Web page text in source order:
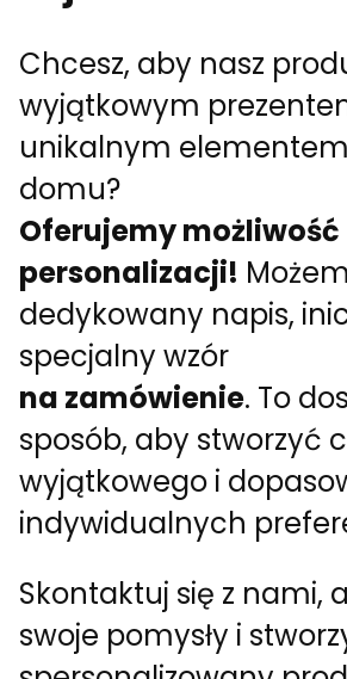
Chcesz, aby nasz
wyjątkowym
unikalnym
domu?
Oferujemy możliwość
personalizacji!
dedykowany napis,
specjalny wzór
na zamówienie. To
sposób, aby stworzyć
wyjątkowego i
indywidualnych
Skontaktuj się z nami,
swoje pomysły i